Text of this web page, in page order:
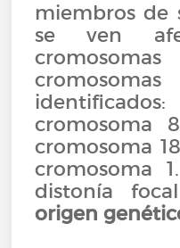
miembros de
se ven
cromosoma
cromosoma
cromosoma
distonía
origen